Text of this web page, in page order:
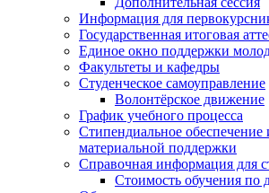
Информация для
Государственная итоговая
Единое окно поддержки
Факультеты и кафедры
Студенческое самоуправление
Волонтёрское движение
График учебного процесса
Стипендиальное
материальной поддержки
Справочная информация для
Cтоимость обучения по